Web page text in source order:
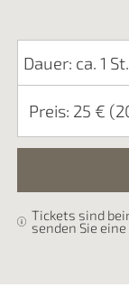
Dauer: ca. 1
Preis: 25 €
Tickets sind
senden Sie